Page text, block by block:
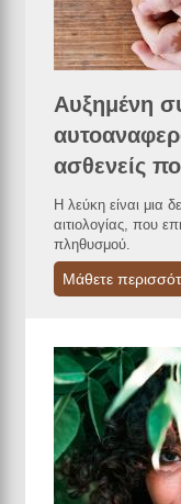
Αυξημένη
ασθενείς
Η λεύκη είναι μια
αιτιολογίας, που
πληθυσμού.
Μάθετε